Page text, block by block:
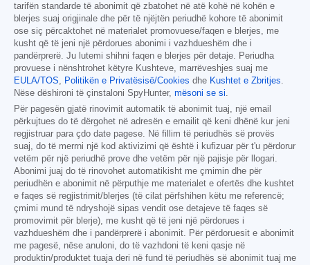
tarifën standarde të abonimit që zbatohet në atë kohë në kohën e
blerjes suaj origjinale dhe për të njëjtën periudhë kohore të abonimit
ose siç përcaktohet në materialet promovuese/faqen e blerjes, me
kusht që të jeni një përdorues abonimi i vazhdueshëm dhe i
pandërprerë. Ju lutemi shihni faqen e blerjes për detaje. Periudha
provuese i nënshtrohet këtyre Kushteve, marrëveshjes suaj me
EULA/TOS, Politikën e Privatësisë/Cookies dhe Kushtet e Zbritjes.
Nëse dëshironi të çinstaloni SpyHunter, mësoni se si.
Për pagesën gjatë rinovimit automatik të abonimit tuaj, një email
përkujtues do të dërgohet në adresën e emailit që keni dhënë kur jeni
regjistruar para çdo date pagese. Në fillim të periudhës së provës
suaj, do të merrni një kod aktivizimi që është i kufizuar për t'u përdorur
vetëm për një periudhë prove dhe vetëm për një pajisje për llogari.
Abonimi juaj do të rinovohet automatikisht me çmimin dhe për
periudhën e abonimit në përputhje me materialet e ofertës dhe kushtet
e faqes së regjistrimit/blerjes (të cilat përfshihen këtu me referencë;
çmimi mund të ndryshojë sipas vendit ose detajeve të faqes së
promovimit për blerje), me kusht që të jeni një përdorues i
vazhdueshëm dhe i pandërprerë i abonimit. Për përdoruesit e abonimit
me pagesë, nëse anuloni, do të vazhdoni të keni qasje në
produktin/produktet tuaja deri në fund të periudhës së abonimit tuaj me